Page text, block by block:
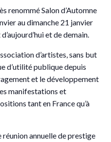
renommé Salon d’Automne
au dimanche 21 janvier
et de demain.
d’artistes, sans but
d’utilité publique depuis
et le développement
manifestations et
tant en France qu’à
réunion annuelle de prestige